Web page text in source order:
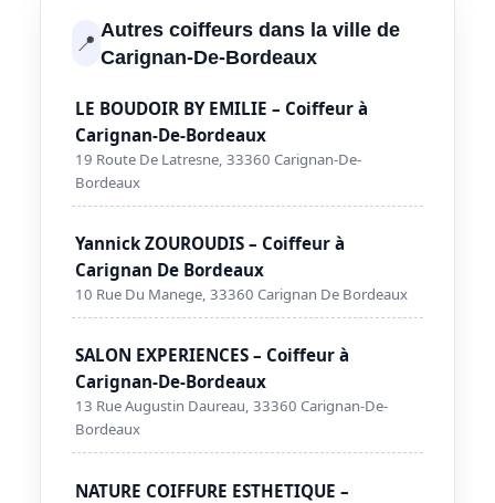
📍 Autres coiffeurs dans la ville de
Carignan-De-Bordeaux
LE BOUDOIR BY EMILIE – Coiffeur à
Carignan-De-Bordeaux
19 Route De Latresne, 33360 Carignan-De-
Bordeaux
Yannick ZOUROUDIS – Coiffeur à
Carignan De Bordeaux
10 Rue Du Manege, 33360 Carignan De Bordeaux
SALON EXPERIENCES – Coiffeur à
Carignan-De-Bordeaux
13 Rue Augustin Daureau, 33360 Carignan-De-
Bordeaux
NATURE COIFFURE ESTHETIQUE –